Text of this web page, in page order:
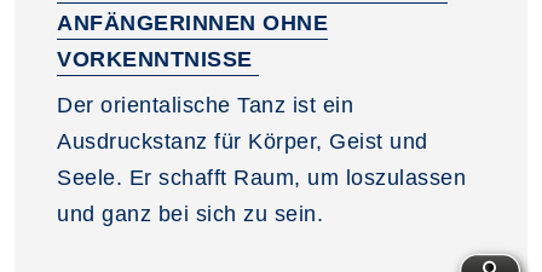
ANFÄNGERINNEN OHNE
VORKENNTNISSE
Der orientalische Tanz ist ein
Ausdruckstanz für Körper, Geist und
Seele. Er schafft Raum, um loszulassen
und ganz bei sich zu sein.